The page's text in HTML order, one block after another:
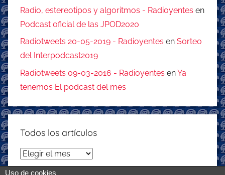
Radio, estereotipos y algoritmos - Radioyentes en
Podcast oficial de las JPOD2020
Radiotweets 20-05-2019 - Radioyentes en Sorteo
del Interpodcast2019
Radiotweets 09-03-2016 - Radioyentes enYa
tenemos El podcast del mes
Todos los artículos
Todos
los
Uso de cookies